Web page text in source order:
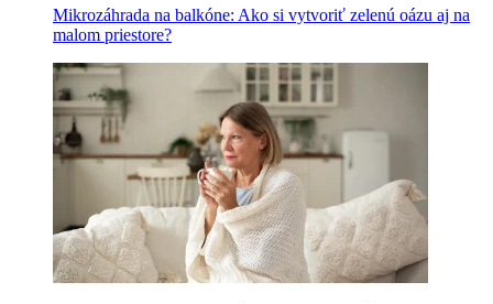
Mikrozáhrada na balkóne: Ako si vytvoriť zelenú oázu aj na
malom priestore?